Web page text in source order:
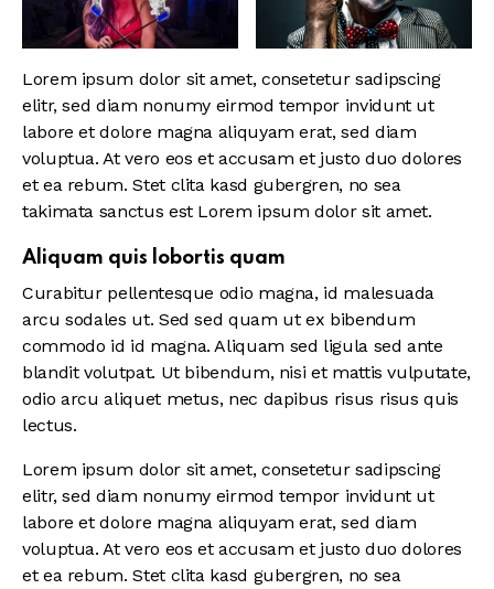
Lorem ipsum dolor sit amet, consetetur sadipscing
elitr, sed diam nonumy eirmod tempor invidunt ut
labore et dolore magna aliquyam erat, sed diam
voluptua. At vero eos et accusam et justo duo dolores
et ea rebum. Stet clita kasd gubergren, no sea
takimata sanctus est Lorem ipsum dolor sit amet.
Aliquam quis lobortis quam
Curabitur pellentesque odio magna, id malesuada
arcu sodales ut. Sed sed quam ut ex bibendum
commodo id id magna. Aliquam sed ligula sed ante
blandit volutpat. Ut bibendum, nisi et mattis vulputate,
odio arcu aliquet metus, nec dapibus risus risus quis
lectus.
Lorem ipsum dolor sit amet, consetetur sadipscing
elitr, sed diam nonumy eirmod tempor invidunt ut
labore et dolore magna aliquyam erat, sed diam
voluptua. At vero eos et accusam et justo duo dolores
et ea rebum. Stet clita kasd gubergren, no sea